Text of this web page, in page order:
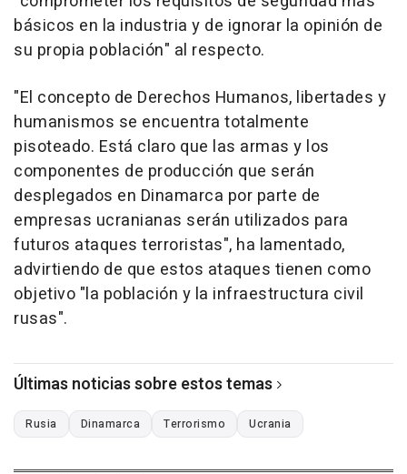
básicos en la industria y de ignorar la opinión de
su propia población" al respecto.
"El concepto de Derechos Humanos, libertades y
humanismos se encuentra totalmente
pisoteado. Está claro que las armas y los
componentes de producción que serán
desplegados en Dinamarca por parte de
empresas ucranianas serán utilizados para
futuros ataques terroristas", ha lamentado,
advirtiendo de que estos ataques tienen como
objetivo "la población y la infraestructura civil
rusas".
Últimas noticias sobre estos temas
Rusia Dinamarca Terrorismo Ucrania